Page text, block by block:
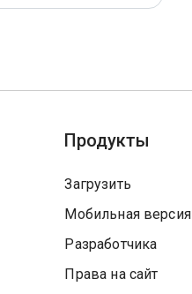
Продукты
Загрузить
Мобильная версия
Разработчика
Права на сайт